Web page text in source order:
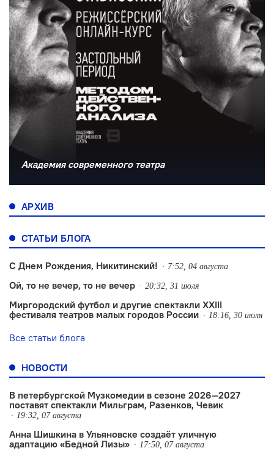
Академия современного театра
АРХИВ
СТАТЬИ БЛОГА
С Днем Рождения, Никитинский! 7:52, 04 августа
Ой, то не вечер, то не вечер 20:32, 31 июля
Миргородский футбол и другие спектакли XXIII
фестиваля театров малых городов России
18:16, 30 июля
Все статьи блога
НОВОСТИ
В петербургской Музкомедии в сезоне 2026—2027
поставят спектакли Мильграм, Разенков, Чевик
19:32, 07 августа
Анна Шишкина в Ульяновске создаëт уличную
адаптацию «Бедной Лизы»
17:50, 07 августа